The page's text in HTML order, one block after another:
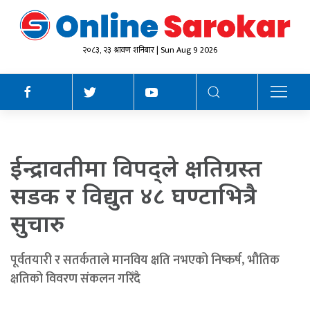
२०८३, २३ श्रावण शनिबार | Sun Aug 9 2026
ईन्द्रावतीमा विपद्ले क्षतिग्रस्त
सडक र विद्युत ४८ घण्टाभित्रै
सुचारु
पूर्वतयारी र सतर्कताले मानविय क्षति नभएको निष्कर्ष, भौतिक
क्षतिको विवरण संकलन गरिँदै